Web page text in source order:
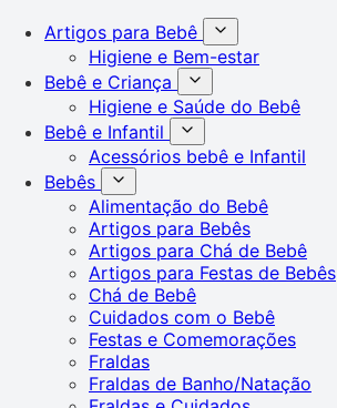
Artigos para Bebê
Higiene e Bem-estar
Bebê e Criança
Higiene e Saúde do Bebê
Bebê e Infantil
Acessórios bebê e Infantil
Bebês
Alimentação do Bebê
Artigos para Bebês
Artigos para Chá de Bebê
Artigos para Festas de Bebês
Chá de Bebê
Cuidados com o Bebê
Festas e Comemorações
Fraldas
Fraldas de Banho/Natação